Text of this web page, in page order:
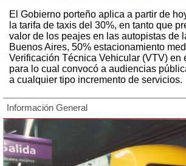
El Gobierno porteño aplica a partir de
la tarifa de taxis del 30%, en tanto que
valor de los peajes en las autopistas de
Buenos Aires, 50% estacionamiento
Verificación Técnica Vehicular (VTV) en
para lo cual convocó a audiencias
a cualquier tipo incremento de servicios.
Información General